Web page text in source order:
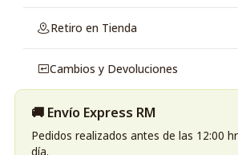
Retiro en Tienda
Cambios y Devoluciones
🚚 Envío Express RM
Pedidos realizados antes de las 12:00
día.